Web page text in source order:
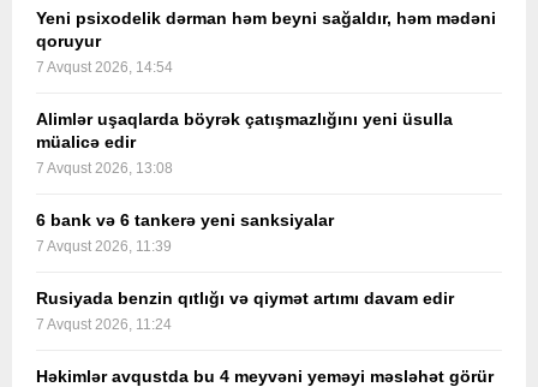
Yeni psixodelik dərman həm beyni sağaldır, həm mədəni
qoruyur
7 Avqust 2026, 14:54
Alimlər uşaqlarda böyrək çatışmazlığını yeni üsulla
müalicə edir
7 Avqust 2026, 13:08
6 bank və 6 tankerə yeni sanksiyalar
7 Avqust 2026, 11:39
Rusiyada benzin qıtlığı və qiymət artımı davam edir
7 Avqust 2026, 11:24
Həkimlər avqustda bu 4 meyvəni yeməyi məsləhət görür